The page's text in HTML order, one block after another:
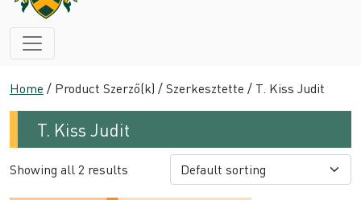
Home / Product Szerző(k) / Szerkesztette / T. Kiss Judit
T. Kiss Judit
Showing all 2 results